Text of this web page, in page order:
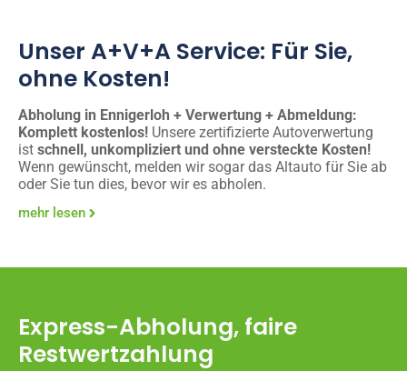
Unser A+V+A Service: Für Sie,
ohne Kosten!
Abholung in Ennigerloh + Verwertung + Abmeldung:
Komplett kostenlos! Unsere zertifizierte Autoverwertung
ist schnell, unkompliziert und ohne versteckte Kosten!
Wenn gewünscht, melden wir sogar das Altauto für Sie ab
oder Sie tun dies, bevor wir es abholen.
mehr lesen
Express-Abholung, faire
Restwertzahlung